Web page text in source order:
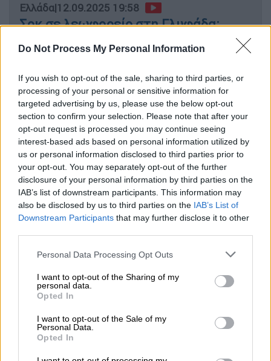
Do Not Process My Personal Information
If you wish to opt-out of the sale, sharing to third parties, or
processing of your personal or sensitive information for
targeted advertising by us, please use the below opt-out
section to confirm your selection. Please note that after your
opt-out request is processed you may continue seeing
interest-based ads based on personal information utilized by
us or personal information disclosed to third parties prior to
your opt-out. You may separately opt-out of the further
disclosure of your personal information by third parties on the
IAB’s list of downstream participants. This information may
also be disclosed by us to third parties on the IAB’s List of
Downstream Participants that may further disclose it to other
Please note that this website/app uses one or more Google
not limited to your visit or usage behaviour. You may click to
grant or deny consent to Google and its third-party tags to
use your data for below specified purposes in below Google
consent section.
Personal Data Processing Opt Outs
I want to opt-out of the Sharing of my
personal data.
Opted In
I want to opt-out of the Sale of my
Personal Data.
Opted In
Ελλάδα|12.09.2025 19:58
Σοκ σε λεωφορείο στη Γλυφάδα:
παντελόνι του μπροστά σε ανήλικα
Σωματική και ψυχολογική
κακοποίηση
Ημάρτυραςανέφερε: «Έχουμε φάει πολλή
κακοποίηση από αυτό τονάνθρωπο,
σωματική και ψυχολογική βία. Υπήρχε
κοπέλα που επειδή δεν ήθελε να κάνει ό,τι
της ζητούσε, την ανάγκαζε να του γλείφει τα
πόδια. Άλλη κοπέλα προσπάθησε να
αυτοκτονήσει και μπήκε σεψυχιατρική
της».
συνεχείς και προσωπικές: «Μας έλεγε ότι θα
κάνει κακό στην οικογένειά μας αν δεν
συνεργαζόμασταν. Μας ανάγκαζε να